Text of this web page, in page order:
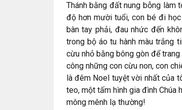
Thánh bằng đất nung bỗng làm
độ hơn mười tuổi, con bé đi
bàn tay phải, đau nhức đến
trong bộ áo tu hành màu trắng
cừu nhỏ bằng bông gòn để
công những con cừu non, con
là đêm Noel tuyệt vời nhất của
teo, một tấm hình gia đình
mông mênh lạ thường!